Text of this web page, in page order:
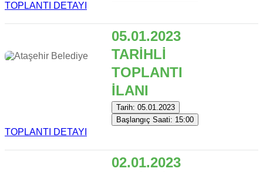
TOPLANTI DETAYI
05.01.2023
TARİHLİ
TOPLANTI
İLANI
Tarih: 05.01.2023
Başlangıç Saati: 15:00
TOPLANTI DETAYI
02.01.2023